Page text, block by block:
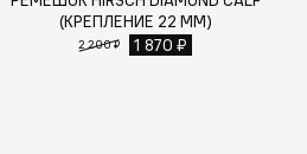
(КРЕПЛЕНИЕ 22 ММ)
2 200 ₽ 1 870 ₽